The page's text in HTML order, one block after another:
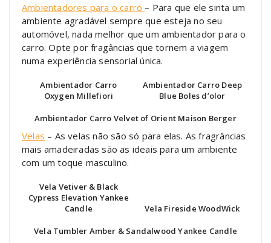
Ambientadores para o carro – Para que ele sinta um
ambiente agradável sempre que esteja no seu
automóvel, nada melhor que um ambientador para o
carro. Opte por fragâncias que tornem a viagem
numa experiência sensorial única.
Ambientador Carro
Oxygen Millefiori
Ambientador Carro Deep
Blue Boles d’olor
Ambientador Carro Velvet of Orient Maison Berger
Velas – As velas não são só para elas. As fragrâncias
mais amadeiradas são as ideais para um ambiente
com um toque masculino.
Vela Vetiver & Black
Cypress Elevation Yankee
Candle
Vela Fireside WoodWick
Vela Tumbler Amber & Sandalwood Yankee Candle